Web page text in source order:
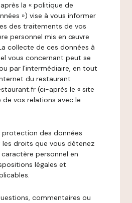
la « politique de
») vise à vous informer
des traitements de vos
personnel mis en œuvre
collecte de ces données à
vous concernant peut se
par l’intermédiaire, en tout
du restaurant
(ci-après le « site
de vos relations avec le
des données
droits que vous détenez
personnel en
légales et
commentaires ou